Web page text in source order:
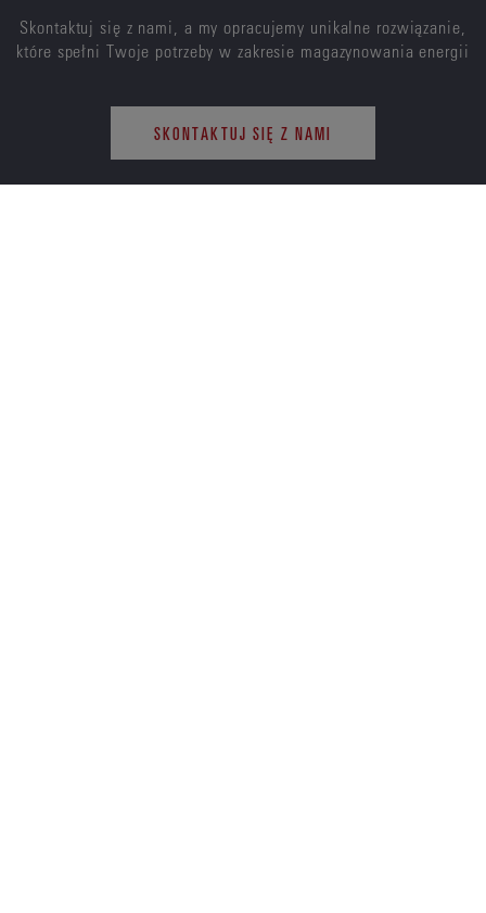
Skontaktuj się z nami, a my opracujemy unikalne rozwiązanie,
które spełni Twoje potrzeby w zakresie magazynowania energii
SKONTAKTUJ SIĘ Z NAMI